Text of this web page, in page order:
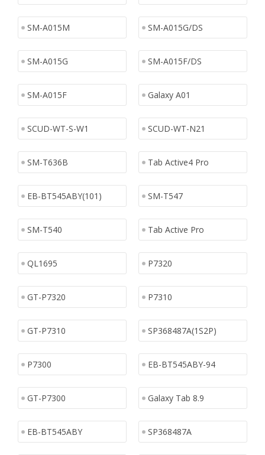
SM-A015M SM-A015G/DS
SM-A015G SM-A015F/DS
SM-A015F Galaxy A01
SCUD-WT-S-W1 SCUD-WT-N21
SM-T636B Tab Active4 Pro
EB-BT545ABY(101) SM-T547
SM-T540 Tab Active Pro
QL1695 P7320
GT-P7320 P7310
GT-P7310 SP368487A(1S2P)
P7300 EB-BT545ABY-94
GT-P7300 Galaxy Tab 8.9
EB-BT545ABY SP368487A